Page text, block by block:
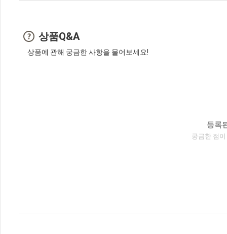
상품Q&A
상품에 관해 궁금한 사항을 물어보세요!
등록
궁금한 점